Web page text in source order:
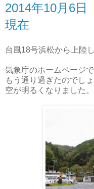
2014年10月6日
現在
台風18号浜松から上陸
気象庁のホームページ
もう通り過ぎたのでし
空が明るくなりました。